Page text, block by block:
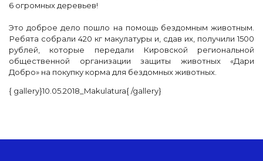
6 огромных деревьев!
Это доброе дело пошло на помощь бездомным животным.
Ребята собрали 420 кг макулатуры и, сдав их, получили 1500
рублей, которые передали Кировской региональной
общественной организации защиты животных «Дари
Добро» на покупку корма для бездомных животных.
{ gallery}10.05.2018_Makulatura{ /gallery}